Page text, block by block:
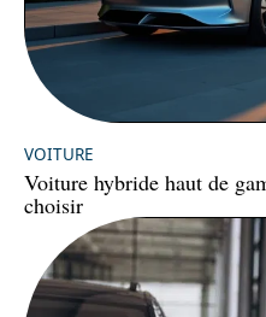
VOITURE
Voiture hybride haut de
choisir